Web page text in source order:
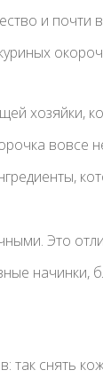
и почти
хозяйки,
вовсе
Это
начинки,
так снять